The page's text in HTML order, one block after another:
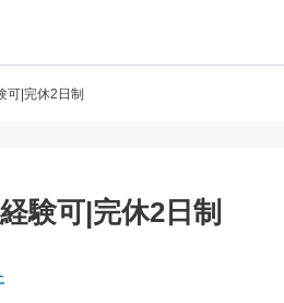
可|完休2日制
験可|完休2日制